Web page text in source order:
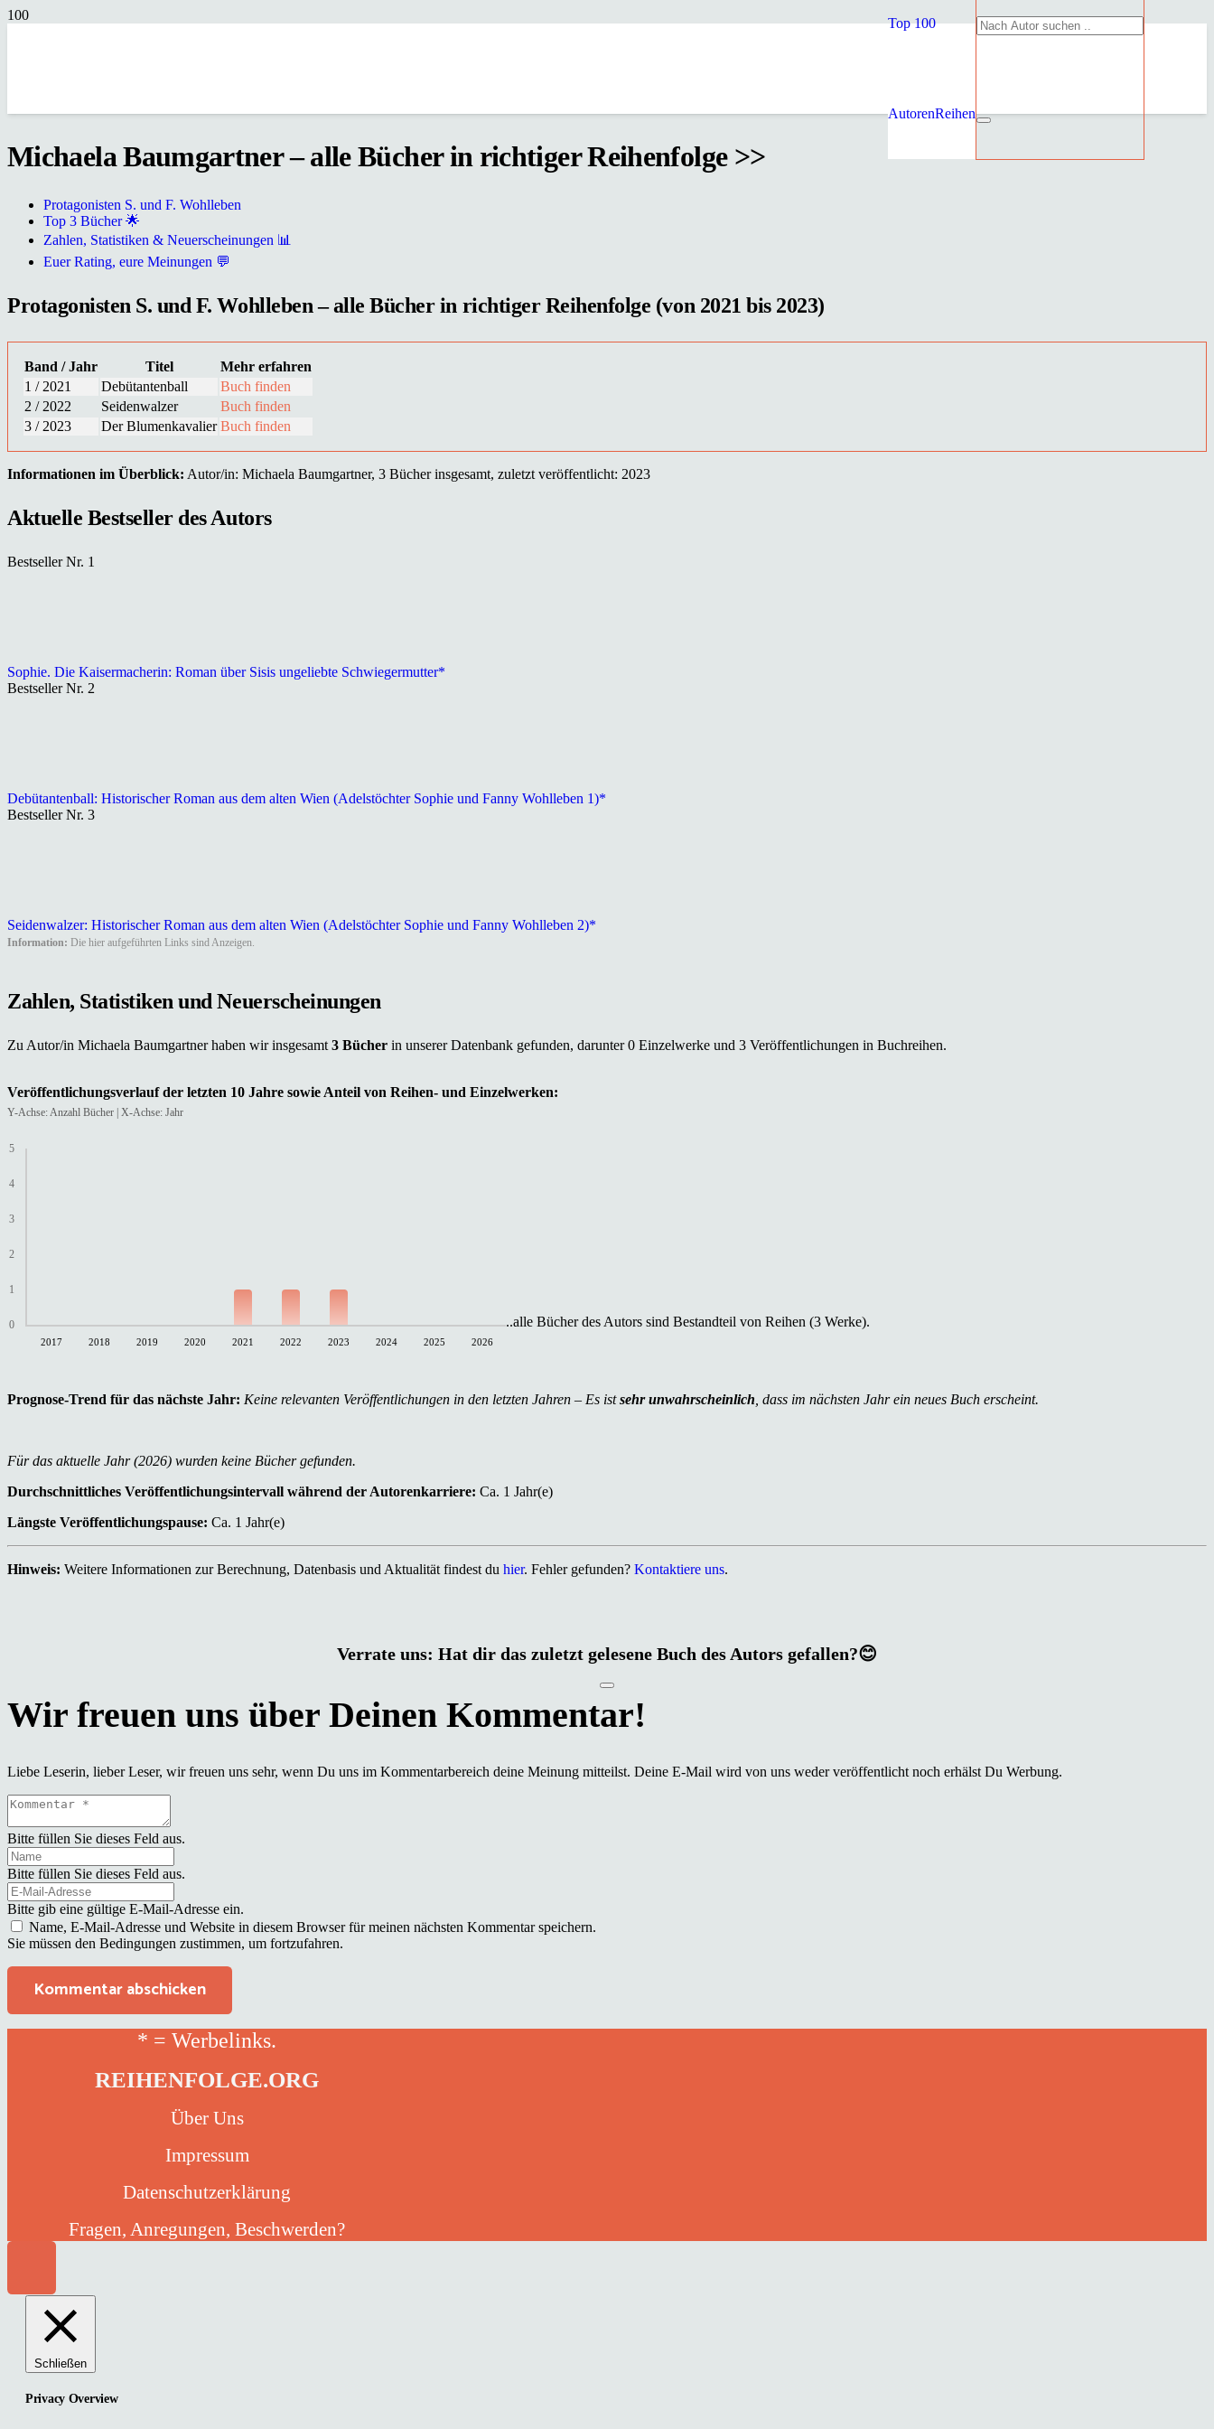
Top 100
AutorenReihen
Michaela Baumgartner – alle Bücher in richtiger Reihenfolge >>
Protagonisten S. und F. Wohlleben
Top 3 Bücher 🌟
Zahlen, Statistiken & Neuerscheinungen 📊
Euer Rating, eure Meinungen 💬
Protagonisten S. und F. Wohlleben – alle Bücher in richtiger Reihenfolge (von 2021 bis 2023)
Band / Jahr Titel
Mehr erfahren
1 / 2021
Debütantenball
Buch finden
2 / 2022
Seidenwalzer
Buch finden
3 / 2023
Der Blumenkavalier Buch finden
Informationen im Überblick: Autor/in: Michaela Baumgartner, 3 Bücher insgesamt, zuletzt veröffentlicht: 2023
Aktuelle Bestseller des Autors
Bestseller Nr. 1
Sophie. Die Kaisermacherin: Roman über Sisis ungeliebte Schwiegermutter*
Bestseller Nr. 2
Debütantenball: Historischer Roman aus dem alten Wien (Adelstöchter Sophie und Fanny Wohlleben 1)*
Bestseller Nr. 3
Seidenwalzer: Historischer Roman aus dem alten Wien (Adelstöchter Sophie und Fanny Wohlleben 2)*
Information: Die hier aufgeführten Links sind Anzeigen.
Zahlen, Statistiken und Neuerscheinungen
Zu Autor/in Michaela Baumgartner haben wir insgesamt 3 Bücher in unserer Datenbank gefunden, darunter 0 Einzelwerke und 3 Veröffentlichungen in Buchreihen.
Veröffentlichungsverlauf der letzten 10 Jahre sowie Anteil von Reihen- und Einzelwerken:
Y-Achse: Anzahl Bücher | X-Achse: Jahr
0
1
2
3
4
5
2017 2018 2019 2020 2021 2022 2023 2024 2025 2026
..alle Bücher des Autors sind Bestandteil von Reihen (3 Werke).
Prognose-Trend für das nächste Jahr: Keine relevanten Veröffentlichungen in den letzten Jahren – Es istsehr unwahrscheinlich , dass im nächsten Jahr ein neues Buch erscheint.
Für das aktuelle Jahr (2026) wurden keine Bücher gefunden.
Durchschnittliches Veröffentlichungsintervall während der Autorenkarriere: Ca. 1 Jahr(e)
Längste Veröffentlichungspause: Ca. 1 Jahr(e)
Hinweis: Weitere Informationen zur Berechnung, Datenbasis und Aktualität findest du hier. Fehler gefunden? Kontaktiere uns.
Verrate uns: Hat dir das zuletzt gelesene Buch des Autors gefallen?😊
Liebe Leserin, lieber Leser, wir freuen uns sehr, wenn Du uns im Kommentarbereich deine Meinung mitteilst. Deine E-Mail wird von uns weder veröffentlicht noch erhälst Du Werbung.
Bitte füllen Sie dieses Feld aus.
Bitte füllen Sie dieses Feld aus.
Bitte gib eine gültige E-Mail-Adresse ein.
Name, E-Mail-Adresse und Website in diesem Browser für meinen nächsten Kommentar speichern.
Sie müssen den Bedingungen zustimmen, um fortzufahren.
Kommentar abschicken
* = Werbelinks.
REIHENFOLGE.ORG
Über Uns
Impressum
Datenschutzerklärung
Fragen, Anregungen, Beschwerden?
Schließen
Privacy Overview